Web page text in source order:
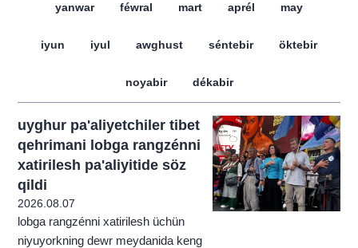
yanwar féwral mart aprél may
iyun iyul awghust séntebir öktebir
noyabir dékabir
uyghur pa'aliyetchiler tibet
qehrimani lobga rangzénni
xatirilesh pa'aliyitide söz
qildi
2026.08.07
lobga rangzénni xatirilesh üchün
niyuyorkning dewr meydanida keng